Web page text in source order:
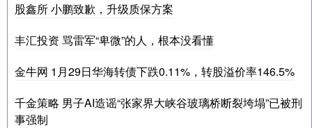
股鑫所 小鹏致歉，升级质保方案
丰汇投资 骂雷军“卑微”的人，根本没看懂
金牛网 1月29日华海转债下跌0.11%，转股溢价率146.5%
千金策略 男子AI造谣“张家界大峡谷玻璃桥断裂垮塌”已被刑
事强制